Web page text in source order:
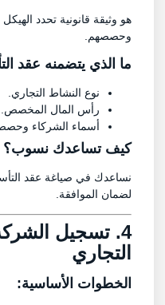
هو وثيقة قانونية تحدد
وحصصهم.
ما الذي يتضمنه عقد
نوع النشاط التجاري.
رأس المال المخصص.
أسماء الشركاء
كيف تساعدك نسوب؟
نساعدك في صياغة عقد
لضمان الموافقة.
4. تسجيل
التجاري
الخطوات الأساسية: